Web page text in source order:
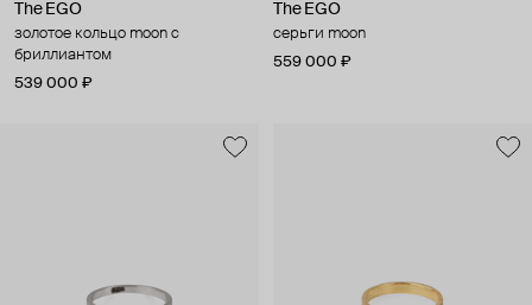
The EGO
золотое кольцо moon c
бриллиантом
539 000 ₽
The EGO
серьги moon
559 000 ₽